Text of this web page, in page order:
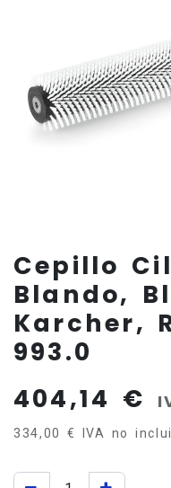
Cepillo
Blando,
Karcher,
993.0
404,14 €
334,00 € IVA no